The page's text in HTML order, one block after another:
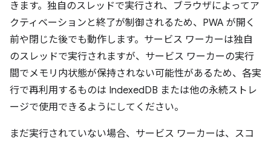
きます。独自のスレッドで実行され、ブラウザによってア
クティベーションと終了が制御されるため、PWA が開く
前や閉じた後でも動作します。サービス ワーカーは独自
のスレッドで実行されますが、サービス ワーカーの実行
間でメモリ内状態が保持されない可能性があるため、各実
行で再利用するものは IndexedDB または他の永続ストレ
ージで使用できるようにしてください。
まだ実行されていない場合、サービス ワーカーは、スコ